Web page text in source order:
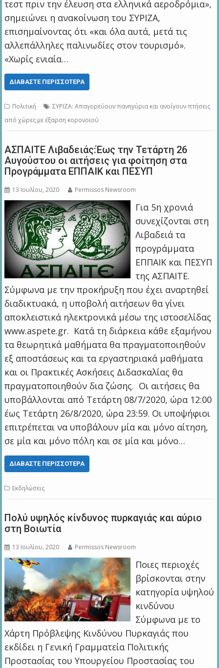
τεστ πριν την έλευση στα ελληνικά αεροδρόμια»,
σημειώνει η ανακοίνωση του ΣΥΡΙΖΑ,
επισημαίνοντας ότι «και όλα αυτά, μετά τις
αλλεπάλληλες παλινωδίες στον τουρισμό».
«Χωρίς ενιαία…
ΔΙΑΒΆΣΤΕ ΠΕΡΙΣΣΌΤΕΡΑ
Πολιτική
ΣΥΡΙΖΑ: Απαγορεύουν πανηγύρια και ανοίγουν πτήσεις
από χώρες με έξαρση κορονοϊού
ΑΣΠΑΙΤΕ Λιβαδειάς:Έως την Τετάρτη 26
Αυγούστου οι αιτήσεις για φοίτηση στα
Προγράμματα ΕΠΠΑΙΚ και ΠΕΣΥΠ
13 Ιουλίου, 2020 Permissos Newsroom
Για 5η χρονιά
συνεχίζονται στη
Λιβαδειά τα
προγράμματα
ΕΠΠΑΙΚ και ΠΕΣΥΠ
της ΑΣΠΑΙΤΕ.
Σύμφωνα με την προκήρυξη που έχει αναρτηθεί
διαδικτυακά, η υποβολή αιτήσεων θα γίνει
αποκλειστικά ηλεκτρονικά μέσω της ιστοσελίδας
www.aspete.gr. Κατά τη διάρκεια κάθε εξαμήνου
τα θεωρητικά μαθήματα θα πραγματοποιηθούν
εξ αποστάσεως και τα εργαστηριακά μαθήματα
και οι Πρακτικές Ασκήσεις Διδασκαλίας θα
πραγματοποιηθούν δια ζώσης. Οι αιτήσεις θα
υποβάλλονται από Τετάρτη 08/7/2020, ώρα 12:00
έως Τετάρτη 26/8/2020, ώρα 23:59. Οι υποψήφιοι
επιτρέπεται να υποβάλουν μία και μόνο αίτηση,
σε μία και μόνο πόλη και σε μία και μόνο…
ΔΙΑΒΆΣΤΕ ΠΕΡΙΣΣΌΤΕΡΑ
Εκδηλώσεις
Πολύ υψηλός κίνδυνος πυρκαγιάς και αύριο
στη Βοιωτία
13 Ιουλίου, 2020 Permissos Newsroom
Ποιες περιοχές
βρίσκονται στην
κατηγορία υψηλού
κινδύνου
Σύμφωνα με το
Χάρτη Πρόβλεψης Κινδύνου Πυρκαγιάς που
εκδίδει η Γενική Γραμματεία Πολιτικής
Προστασίας του Υπουργείου Προστασίας του